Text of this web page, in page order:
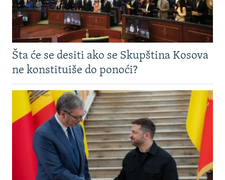
Šta će se desiti ako se Skupština Kosova
ne konstituiše do ponoći?